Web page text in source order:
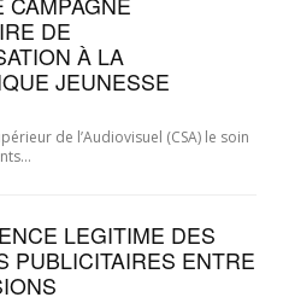
DE
À LA
JEUNESSE
de l’Audiovisuel (CSA) le soin
LEGITIME DES
PUBLICITAIRES ENTRE